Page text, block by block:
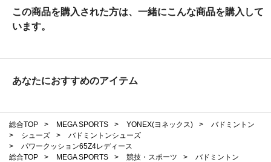
この商品を購入された方は、一緒にこんな商品を購入して
います。
あなたにおすすめのアイテム
総合TOP > MEGA SPORTS > YONEX(ヨネックス) >
バドミントン
>
シューズ >
バドミントンシューズ
>
パワークッション65Z4レディース
総合TOP
> MEGA SPORTS > 競技・スポーツ >
バドミントン